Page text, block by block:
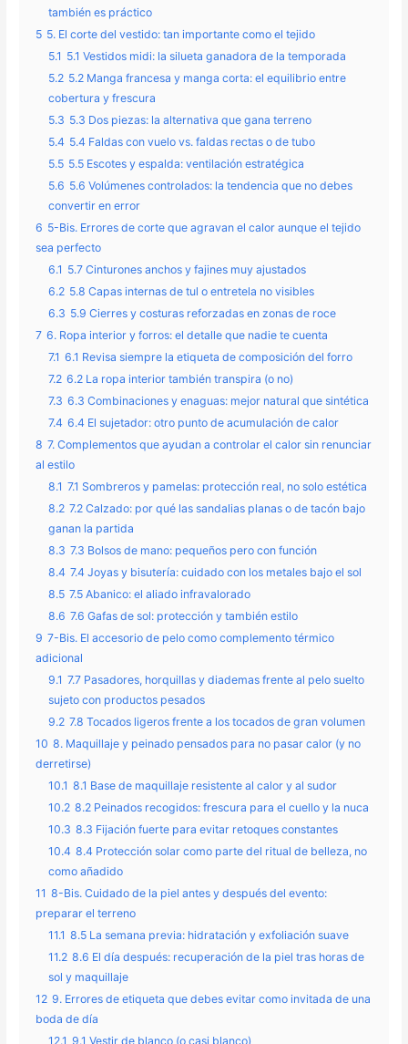
también es práctico
5 5. El corte del vestido: tan importante como el tejido
5.1 5.1 Vestidos midi: la silueta ganadora de la temporada
5.2 5.2 Manga francesa y manga corta: el equilibrio entre
cobertura y frescura
5.3 5.3 Dos piezas: la alternativa que gana terreno
5.4 5.4 Faldas con vuelo vs. faldas rectas o de tubo
5.5 5.5 Escotes y espalda: ventilación estratégica
5.6 5.6 Volúmenes controlados: la tendencia que no debes
convertir en error
6 5-Bis. Errores de corte que agravan el calor aunque el tejido
sea perfecto
6.1 5.7 Cinturones anchos y fajines muy ajustados
6.2 5.8 Capas internas de tul o entretela no visibles
6.3 5.9 Cierres y costuras reforzadas en zonas de roce
7 6. Ropa interior y forros: el detalle que nadie te cuenta
7.1 6.1 Revisa siempre la etiqueta de composición del forro
7.2 6.2 La ropa interior también transpira (o no)
7.3 6.3 Combinaciones y enaguas: mejor natural que sintética
7.4 6.4 El sujetador: otro punto de acumulación de calor
8 7. Complementos que ayudan a controlar el calor sin renunciar
al estilo
8.1 7.1 Sombreros y pamelas: protección real, no solo estética
8.2 7.2 Calzado: por qué las sandalias planas o de tacón bajo
ganan la partida
8.3 7.3 Bolsos de mano: pequeños pero con función
8.4 7.4 Joyas y bisutería: cuidado con los metales bajo el sol
8.5 7.5 Abanico: el aliado infravalorado
8.6 7.6 Gafas de sol: protección y también estilo
9 7-Bis. El accesorio de pelo como complemento térmico
adicional
9.1 7.7 Pasadores, horquillas y diademas frente al pelo suelto
sujeto con productos pesados
9.2 7.8 Tocados ligeros frente a los tocados de gran volumen
10 8. Maquillaje y peinado pensados para no pasar calor (y no
derretirse)
10.1 8.1 Base de maquillaje resistente al calor y al sudor
10.2 8.2 Peinados recogidos: frescura para el cuello y la nuca
10.3 8.3 Fijación fuerte para evitar retoques constantes
10.4 8.4 Protección solar como parte del ritual de belleza, no
como añadido
11 8-Bis. Cuidado de la piel antes y después del evento:
preparar el terreno
11.1 8.5 La semana previa: hidratación y exfoliación suave
11.2 8.6 El día después: recuperación de la piel tras horas de
sol y maquillaje
12 9. Errores de etiqueta que debes evitar como invitada de una
boda de día
12.1 9.1 Vestir de blanco (o casi blanco)